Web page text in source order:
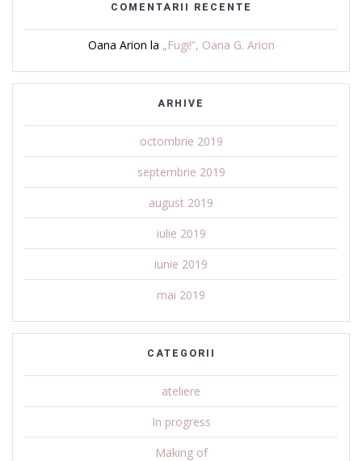
COMENTARII RECENTE
Oana Arion la „Fugi!”, Oana G. Arion
ARHIVE
octombrie 2019
septembrie 2019
august 2019
iulie 2019
iunie 2019
mai 2019
CATEGORII
ateliere
In progress
Making of